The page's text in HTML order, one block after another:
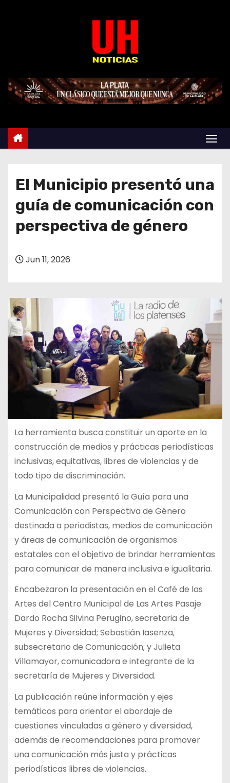
e
El Municipio presentó una
guía de comunicación con
perspectiva de género
Jun 11, 2026
La herramienta busca constituir un aporte en la
construcción de medios y prácticas periodísticas
inclusivas, equitativas, libres de violencias y de
todo tipo de discriminación.
La Municipalidad presentó la Guía para una
Comunicación con Perspectiva de Género
destinada a periodistas, medios de comunicación
y áreas de comunicación de organismos
estatales con el objetivo de brindar herramientas
para comunicar de manera inclusiva e igualitaria.
Encabezaron la presentación en el Café de las
Artes del Centro Municipal de Las Artes Pasaje
Dardo Rocha Silvina Perugino, secretaria de
Mujeres y Diversidad; Sebastián Iasenza,
subsecretario de Comunicación; y Julieta
Villamayor, comunicadora e integrante de la
secretaría de Mujeres y Diversidad.
La publicación reúne información y ejes
temáticos para orientar el abordaje de
cuestiones vinculadas a género y diversidad,
además de recomendaciones para promover
una comunicación más justa y prácticas
periodísticas libres de violencias.